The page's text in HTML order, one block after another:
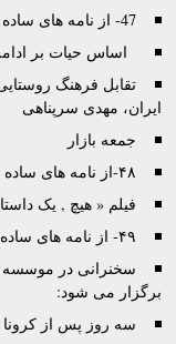
47- از نامه های ساده و هر روزه:
اساس حیات بر
تقابل فرهنگ
ایران، مهدی سرپناهی
جمعه بازار
۴۸-از نامه های ساده و هر روزه:
فیلم « هیچ , یک
۴۹- از نامه های ساده و هر روزه:
سخنرانی در موسسه
برگزار می شود:
سه روز پس از کرونا